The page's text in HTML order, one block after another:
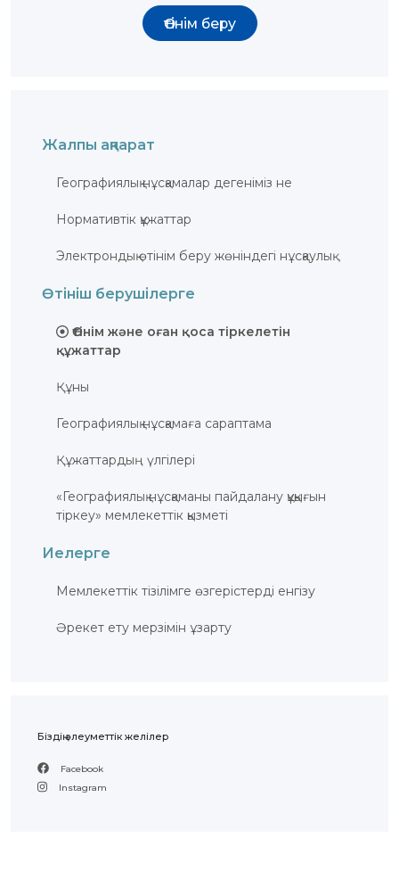
Өтінім беру
Жалпы ақпарат
Географиялық нұсқамалар дегеніміз не
Нормативтік құжаттар
Электрондық өтінім беру жөніндегі нұсқаулық
Өтініш берушілерге
Өтiнiм және оған қоса тiркелетiн
құжаттар
Құны
Географиялық нұсқамаға сараптама
Құжаттардың үлгілері
«Географиялық нұсқаманы пайдалану құқығын
тіркеу» мемлекеттік қызметі
Иелерге
Мемлекеттік тізілімге өзгерістерді енгізу
Әрекет ету мерзімін ұзарту
Біздің әлеуметтік желілер
Facebook
Instagram